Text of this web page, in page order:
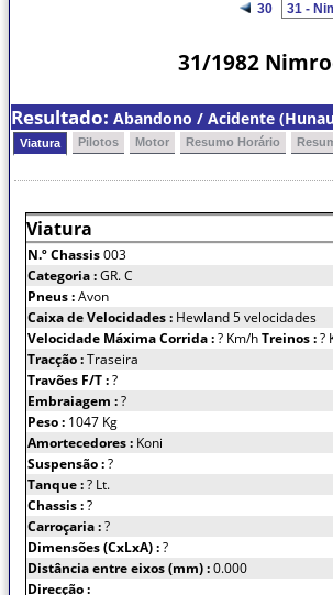
30
31/1982
Resultado: Abandono / Acidente
Viatura Pilotos Motor Resumo Horário
Viatura
N.º Chassis003
Categoria :GR. C
Pneus :Avon
Caixa de Velocidades : Hewland 5 velocidades
Velocidade Máxima Corrida :? Km/hTreinos :?
Tracção :Traseira
Travões F/T :?
Embraiagem :?
Peso : 1047 Kg
Amortecedores : Koni
Suspensão :?
Tanque :? Lt.
Chassis :?
Carroçaria :?
Dimensões (CxLxA) :?
Distância entre eixos (mm) :0.000
Direcção :